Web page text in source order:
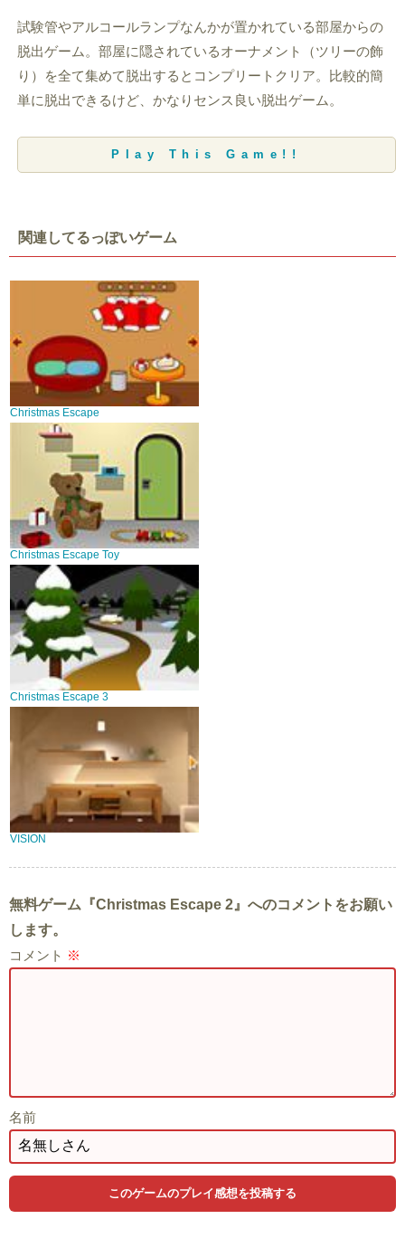
試験管やアルコールランプなんかが置かれている部屋からの
脱出ゲーム。部屋に隠されているオーナメント（ツリーの飾
り）を全て集めて脱出するとコンプリートクリア。比較的簡
単に脱出できるけど、かなりセンス良い脱出ゲーム。
Play This Game!!
関連してるっぽいゲーム
Christmas Escape
Christmas Escape Toy
Christmas Escape 3
VISION
無料ゲーム『Christmas Escape 2』へのコメントをお願い
します。
コメント ※
名前